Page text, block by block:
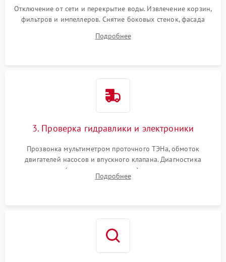
Отключение от сети и перекрытие воды. Извлечение корзин,
фильтров и импеллеров. Снятие боковых стенок, фасада
циркуляционному насосу, ТЭНу и сливной помпе.
Подробнее
3. Проверка гидравлики и электроники
Прозвонка мультиметром проточного ТЭНа, обмоток
двигателей насосов и впускного клапана. Диагностика
прессостата (датчика уровня воды), датчика мутности,
концевика дверцы и электронного модуля управления.
Подробнее